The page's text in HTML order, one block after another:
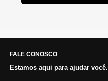
FALE CONOSCO
Estamos aqui para ajudar você.